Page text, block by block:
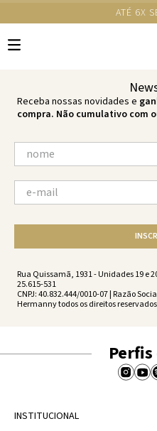
GANHE 10% NA PRIMEIRA
não
'top-scales-tri-
O que você está